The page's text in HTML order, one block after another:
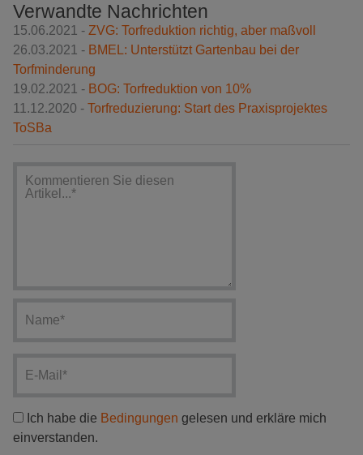
Verwandte Nachrichten
15.06.2021 - ZVG: Torfreduktion richtig, aber maßvoll
26.03.2021 - BMEL: Unterstützt Gartenbau bei der
Torfminderung
19.02.2021 - BOG: Torfreduktion von 10%
11.12.2020 - Torfreduzierung: Start des Praxisprojektes
ToSBa
Ich habe die Bedingungen gelesen und erkläre mich
einverstanden.